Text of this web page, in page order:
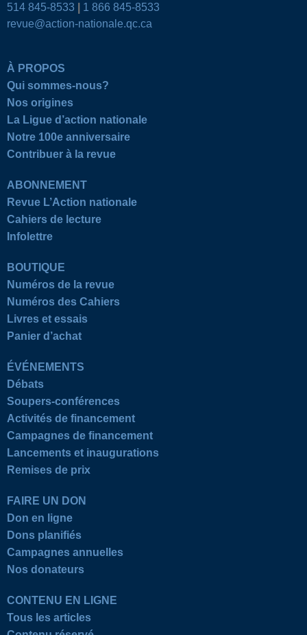
514 845-8533
1 866 845-8533
revue@action-nationale.qc.ca
À PROPOS
Qui sommes-nous?
Nos origines
La Ligue d’action nationale
Notre 100e anniversaire
Contribuer à la revue
ABONNEMENT
Revue L’Action nationale
Cahiers de lecture
Infolettre
BOUTIQUE
Numéros de la revue
Numéros des Cahiers
Livres et essais
Panier d’achat
ÉVÉNEMENTS
Débats
Soupers-conférences
Activités de financement
Campagnes de financement
Lancements et inaugurations
Remises de prix
FAIRE UN DON
Don en ligne
Dons planifiés
Campagnes annuelles
Nos donateurs
CONTENU EN LIGNE
Tous les articles